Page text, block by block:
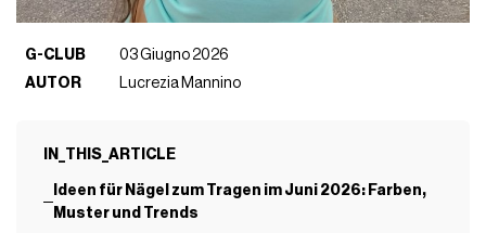
G-CLUB
03 Giugno 2026
AUTOR
Lucrezia Mannino
IN_THIS_ARTICLE
Ideen für Nägel zum Tragen im Juni 2026: Farben,
Muster und Trends